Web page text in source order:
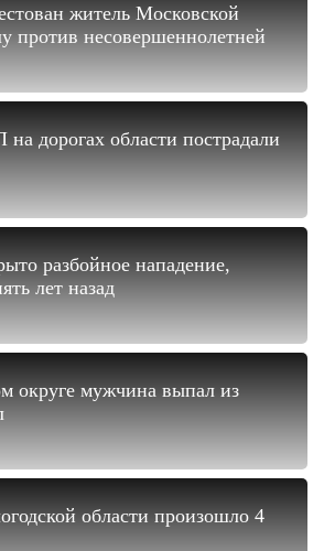
житель Московской
против несовершеннолетней
дорогах области пострадали
разбойное нападение,
лет назад
округе мужчина выпал из
области произошло 4